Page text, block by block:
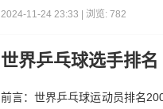
2024-11-24 23:33 | 浏览: 782
世界乒乓球选手排名
前言：世界乒乓球运动员排名